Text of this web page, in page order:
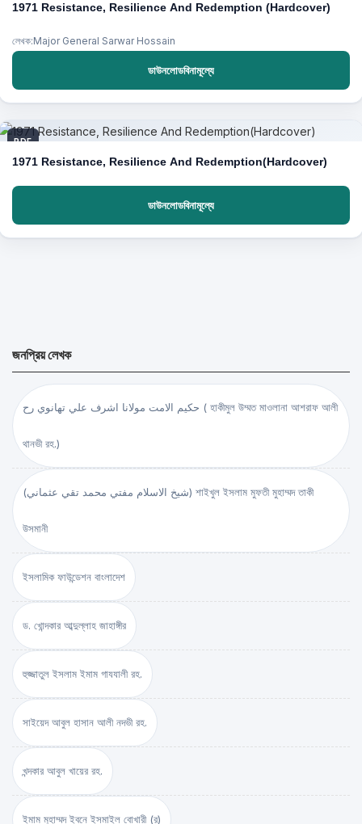
1971 Resistance, Resilience And Redemption (Hardcover)
লেখক:Major General Sarwar Hossain
ডাউনলোডবিনামূল্যে
PDF
1971 Resistance, Resilience And Redemption(Hardcover)
ডাউনলোডবিনামূল্যে
জনপ্রিয় লেখক
حكيم الامت مولانا اشرف علي تهانوي رح ( হাকীমুল উম্মত মাওলানা আশরাফ আলী
থানভী রহ.)
(شيخ الاسلام مفتي محمد تقي عثماني) শাইখুল ইসলাম মুফতী মুহাম্মদ তাকী
উসমানী
ইসলামিক ফাউন্ডেশন বাংলাদেশ
ড. খোন্দকার আব্দুল্লাহ জাহাঙ্গীর
হুজ্জাতুল ইসলাম ইমাম গাযযালী রহ.
সাইয়েদ আবুল হাসান আলী নদভী রহ.
খন্দকার আবুল খায়ের রহ.
ইমাম মুহাম্মদ ইবনে ইসমাইল বোখারী (র)